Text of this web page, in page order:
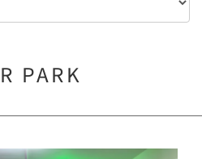
PARK